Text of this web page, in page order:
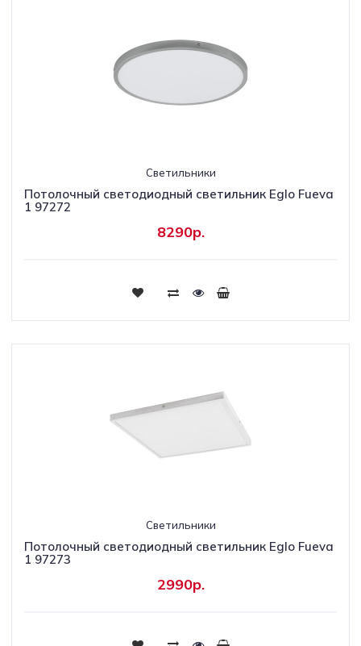
Светильники
Потолочный светодиодный светильник Eglo Fueva
1 97272
8290р.
Светильники
Потолочный светодиодный светильник Eglo Fueva
1 97273
2990р.